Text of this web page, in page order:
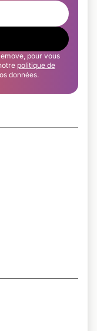
pour vous
politique de
données.